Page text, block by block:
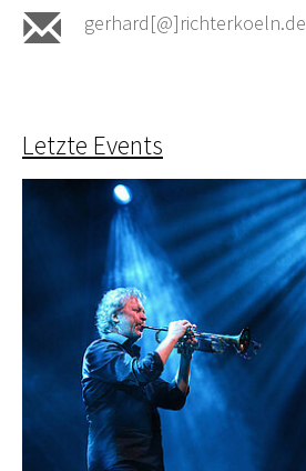
gerhard[@]richterkoeln.de
Letzte Events